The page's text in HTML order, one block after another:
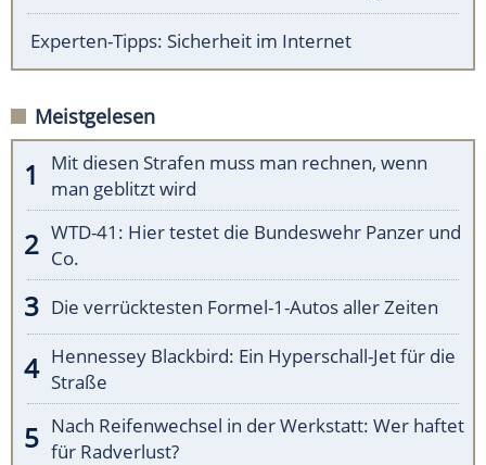
Experten-Tipps: Sicherheit im Internet
Meistgelesen
Mit diesen Strafen muss man rechnen, wenn
man geblitzt wird
WTD-41: Hier testet die Bundeswehr Panzer und
Co.
Die verrücktesten Formel-1-Autos aller Zeiten
Hennessey Blackbird: Ein Hyperschall-Jet für die
Straße
Nach Reifenwechsel in der Werkstatt: Wer haftet
für Radverlust?